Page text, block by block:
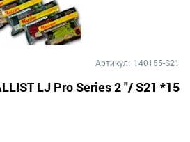
Артикул: 140155-S21
LJ Pro Series 2 "/ S21 *15